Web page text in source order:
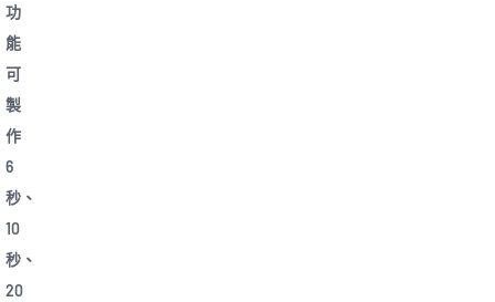
功
能
可
製
作
6
秒、
10
秒、
20